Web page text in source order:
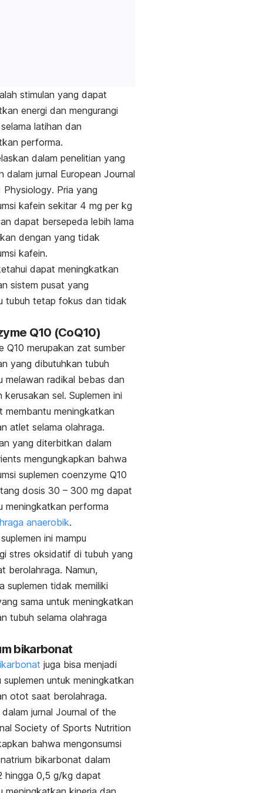
stimulan yang dapat
energi dan mengurangi
latihan dan
performa.
dalam penelitian yang
dalam jurnal European Journal
Physiology. Pria yang
kafein sekitar 4 mg per kg
dapat bersepeda lebih lama
dengan yang tidak
kafein.
dapat meningkatkan
sistem pusat yang
tubuh tetap fokus dan tidak
Q10 (CoQ10)
Q10 merupakan zat sumber
yang dibutuhkan tubuh
melawan radikal bebas dan
kerusakan sel. Suplemen ini
membantu meningkatkan
atlet selama olahraga.
yang diterbitkan dalam
mengungkapkan bahwa
suplemen coenzyme Q10
dosis 30 – 300 mg dapat
meningkatkan performa
anaerobik.
ini mampu
stres oksidatif di tubuh yang
berolahraga. Namun,
suplemen tidak memiliki
sama untuk meningkatkan
tubuh selama olahraga
bikarbonat
juga bisa menjadi
suplemen untuk meningkatkan
otot saat berolahraga.
jurnal Journal of the
Society of Sports Nutrition
bahwa mengonsumsi
bikarbonat dalam
hingga 0,5 g/kg dapat